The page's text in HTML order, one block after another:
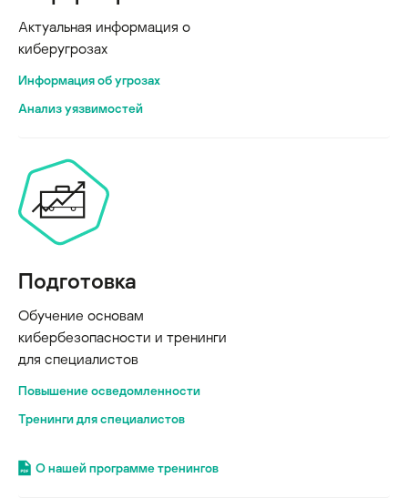
Актуальная информация о
киберугрозах
Информация об угрозах
Анализ уязвимостей
Подготовка
Обучение основам
кибербезопасности и тренинги
для специалистов
Повышение осведомленности
Тренинги для специалистов
О нашей программе тренингов